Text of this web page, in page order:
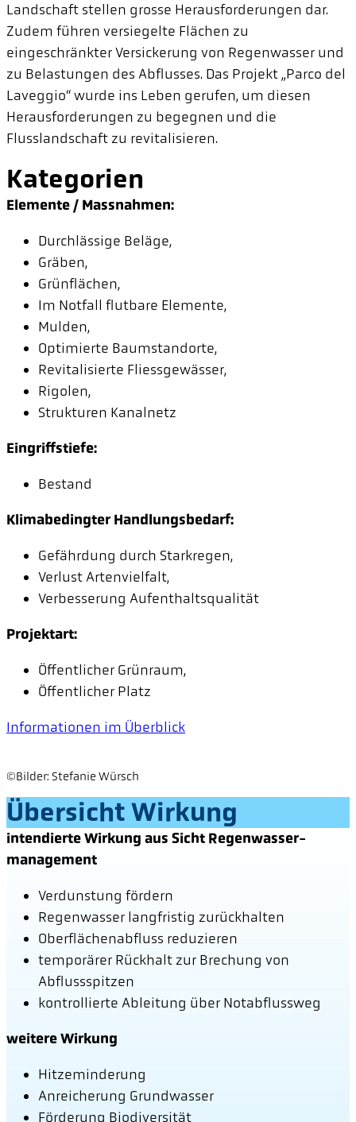
Landschaft stellen grosse Herausforderungen dar.
Zudem führen versiegelte Flächen zu
eingeschränkter Versickerung von Regenwasser und
zu Belastungen des Abflusses. Das Projekt „Parco del
Laveggio“ wurde ins Leben gerufen, um diesen
Herausforderungen zu begegnen und die
Flusslandschaft zu revitalisieren.
Kategorien
Elemente / Massnahmen:
Durchlässige Beläge,
Gräben,
Grünflächen,
Im Notfall flutbare Elemente,
Mulden,
Optimierte Baumstandorte,
Revitalisierte Fliessgewässer,
Rigolen,
Strukturen Kanalnetz
Eingriffstiefe:
Bestand
Klimabedingter Handlungsbedarf:
Gefährdung durch Starkregen,
Verlust Artenvielfalt,
Verbesserung Aufenthaltsqualität
Projektart:
Öffentlicher Grünraum,
Öffentlicher Platz
Informationen im Überblick
©Bilder: Stefanie Würsch
Übersicht Wirkung
intendierte Wirkung aus Sicht Regenwasser-
management
Verdunstung fördern
Regenwasser langfristig zurückhalten
Oberflächenabfluss reduzieren
temporärer Rückhalt zur Brechung von
Abflussspitzen
kontrollierte Ableitung über Notabflussweg
weitere Wirkung
Hitzeminderung
Anreicherung Grundwasser
Förderung Biodiversität